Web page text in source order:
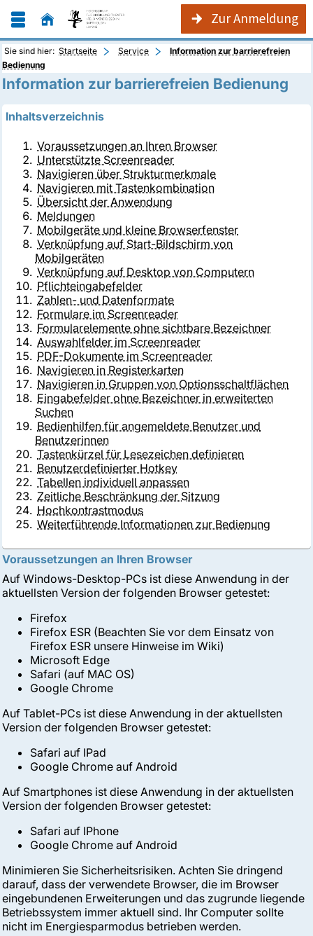
Zur Anmeldung
Sie sind hier: Startseite Service
Information zur barrierefreien
Bedienung
Information zur barrierefreien Bedienung
Inhaltsverzeichnis
Voraussetzungen an Ihren Browser
Unterstützte Screenreader
Navigieren über Strukturmerkmale
Navigieren mit Tastenkombination
Übersicht der Anwendung
Meldungen
Mobilgeräte und kleine Browserfenster
Verknüpfung auf Start-Bildschirm von
Mobilgeräten
Verknüpfung auf Desktop von Computern
Pflichteingabefelder
Zahlen- und Datenformate
Formulare im Screenreader
Formularelemente ohne sichtbare Bezeichner
Auswahlfelder im Screenreader
PDF-Dokumente im Screenreader
Navigieren in Registerkarten
Navigieren in Gruppen von Optionsschaltflächen
Eingabefelder ohne Bezeichner in erweiterten
Suchen
Bedienhilfen für angemeldete Benutzer und
Benutzerinnen
Tastenkürzel für Lesezeichen definieren
Benutzerdefinierter Hotkey
Tabellen individuell anpassen
Zeitliche Beschränkung der Sitzung
Hochkontrastmodus
Weiterführende Informationen zur Bedienung
Voraussetzungen an Ihren Browser
Auf Windows-Desktop-PCs ist diese Anwendung in der
aktuellsten Version der folgenden Browser getestet:
Firefox
Firefox ESR (Beachten Sie vor dem Einsatz von
Firefox ESR unsere Hinweise im Wiki)
Microsoft Edge
Safari (auf MAC OS)
Google Chrome
Auf Tablet-PCs ist diese Anwendung in der aktuellsten
Version der folgenden Browser getestet:
Safari auf IPad
Google Chrome auf Android
Auf Smartphones ist diese Anwendung in der aktuellsten
Version der folgenden Browser getestet:
Safari auf IPhone
Google Chrome auf Android
Minimieren Sie Sicherheitsrisiken. Achten Sie dringend
darauf, dass der verwendete Browser, die im Browser
eingebundenen Erweiterungen und das zugrunde liegende
Betriebssystem immer aktuell sind. Ihr Computer sollte
nicht im Energiesparmodus betrieben werden.